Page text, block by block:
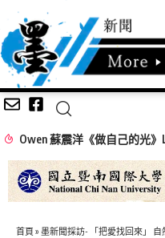
首頁 » 墨新聞採訪- 「把愛找回來」 自然環資攜